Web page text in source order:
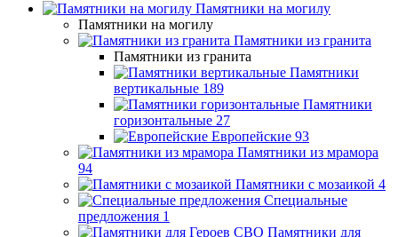
Памятники на могилу
Памятники на могилу
Памятники из гранита
Памятники из гранита
Памятники
вертикальные 189
Памятники
горизонтальные 27
Европейские 93
Памятники из мрамора
94
Памятники с мозаикой 4
Специальные
предложения 1
Памятники для